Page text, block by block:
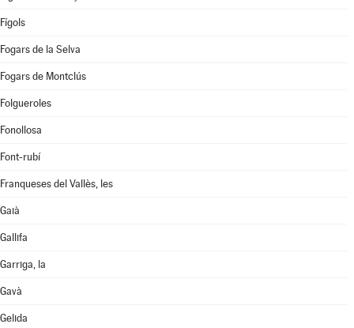
Fígols
Fogars de la Selva
Fogars de Montclús
Folgueroles
Fonollosa
Font-rubí
Franqueses del Vallès, les
Gaià
Gallifa
Garriga, la
Gavà
Gelida